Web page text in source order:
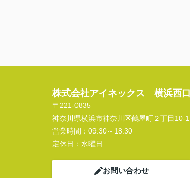
株式会社アイネックス 横浜西
〒221-0835
神奈川県横浜市神奈川区鶴屋町２丁目10-
営業時間： 09:30～18:30
定休日： 水曜日
お問い合わせ